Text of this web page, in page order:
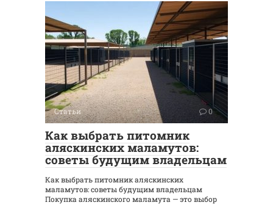
Статьи 0
Как выбрать питомник
аляскинских маламутов:
советы будущим владельцам
Как выбрать питомник аляскинских
маламутов: советы будущим владельцам
Покупка аляскинского маламута — это выбор